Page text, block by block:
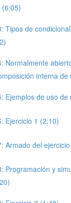
Tipos de
Normalmente
interna de
Ejemplos de uso
Ejercicio 1 (2:10)
Armado del
Programación y